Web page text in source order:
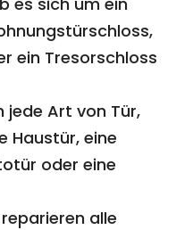
ein Tresorschloss
jede Art von Tür,
Haustür, eine
oder eine
alle